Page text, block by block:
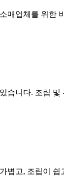
매업체를 위한
습니다. 조립 및
볍고, 조립이 쉽